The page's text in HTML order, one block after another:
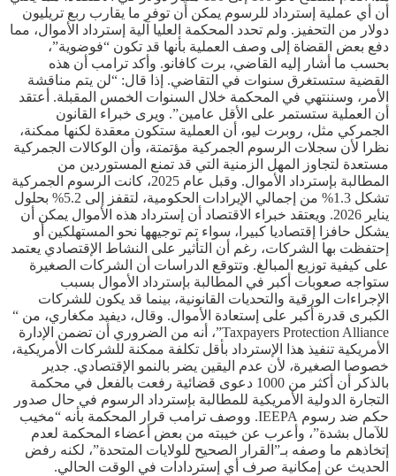
أن أي عملية إسترداد للرسوم يمكن أن توفر ما يقارب ربع تريليون
دولار من التحفيز. ولم تحدد المحكمة العليا آلية إسترداد الأموال، مما
دفع بعض القضاة إلى وصف العملية بأنها قد تكون “فوضوية”،
بحسب ما أشار إليه القاضي، برت كافانو. وأكد ترامب أن هذه
القضية ستستغرق سنوات في التقاضي. إذا قال: “لن يتم مناقشة
الأمر، وسننتهي في المحكمة خلال السنوات الخمس المقبلة. أعتقد
أن العملية ستستمر على الأقل عامين”. ويرى خبراء القانون
الجمركي مثل، روبرت ليو، أن العملية ستكون معقدة لكنها ممكنة،
نظرا لأن سجلات الرسوم الجمركية مؤتمتة، وأن الوكالات الجمركية
مستعدة لتجاوز المهل الزمنية التي قد تمنع المستوردين من
المطالبة بإسترداد الأموال. وقبل عام 2025، كانت الرسوم الجمركية
تشكل 1.3% من إجمالي الإيرادات الحكومية، لتقفز إلى 5.2% بحلول
يناير 2026. ويعتقد خبراء الاقتصاد أن إسترداد هذه الأموال يمكن أن
يشكل حافزا إقتصاديا كبيرا، سواء تم توجيهها نحو المستهلكين أو
إحتفظت بها الشركات، رغم أن التأثير على النشاط الإقتصادي يعتمد
على كيفية توزيع المبالغ. وتتوقع الدراسات أن الشركات الصغيرة
ستواجه صعوبات أكبر في المطالبة بإسترداد الأموال بسبب
الإجراءات الورقية والتحديات القانونية، بينما قد يكون للشركات
الكبرى قدرة أكبر على إستعادة الأموال. وقال، ديفيد مكغاري، من “
Taxpayers Protection Alliance”، أنه من الضروري أن تضمن الإدارة
الأمريكية تنفيذ هذا الإسترداد بأقل تكلفة ممكنة للشركات الأمريكية،
خصوصا الصغيرة، لأن عدم اليقين يضر بالنمو الإقتصادي. جدير
بالذكر أن أكثر من 1000 دعوى قضائية رفعت بالفعل في محكمة
التجارة الدولية الأمريكية للمطالبة بإسترداد الرسوم في حال صدور
حكم ضد رسوم IEEPA. ووصف ترامب قرار المحكمة بأنه “مخيب
للآمال بشدة”، وأعرب عن خيبته من بعض أعضاء المحكمة لعدم
إتخاذهم ما وصفه بـ”القرار الصحيح للولايات المتحدة”، لكنه رفض
الحديث عن إمكانية صرف أي إستردادات في الوقت الحالي.